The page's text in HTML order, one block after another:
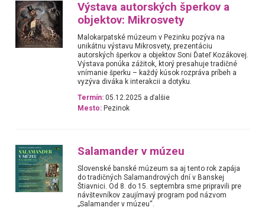
Výstava autorských šperkov a
objektov: Mikrosvety
Malokarpatské múzeum v Pezinku pozýva na
unikátnu výstavu Mikrosvety, prezentáciu
autorských šperkov a objektov Soni Ďateľ Kozákovej.
Výstava ponúka zážitok, ktorý presahuje tradičné
vnímanie šperku – každý kúsok rozpráva príbeh a
vyzýva diváka k interakcii a dotyku.
Termín: 05.12.2025 a ďalšie
Mesto: Pezinok
Salamander v múzeu
Slovenské banské múzeum sa aj tento rok zapája
do tradičných Salamandrových dní v Banskej
Štiavnici. Od 8. do 15. septembra sme pripravili pre
návštevníkov zaujímavý program pod názvom
„Salamander v múzeu“.